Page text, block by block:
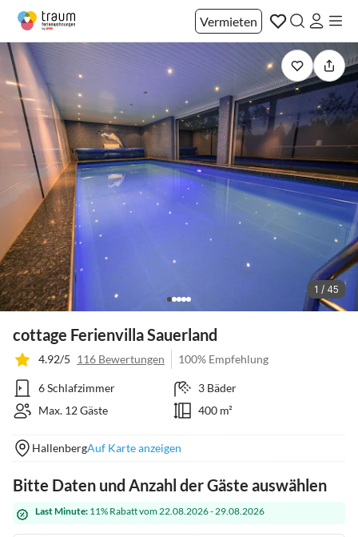
Vermieten
1 / 45
cottage Ferienvilla Sauerland
4.92/5 116 Bewertungen 100% Empfehlung
6 Schlafzimmer
3 Bäder
Max. 12 Gäste
400 m²
HallenbergAuf Karte anzeigen
Bitte Daten und Anzahl der Gäste auswählen
Last Minute: 11% Rabatt vom 22.08.2026 - 29.08.2026